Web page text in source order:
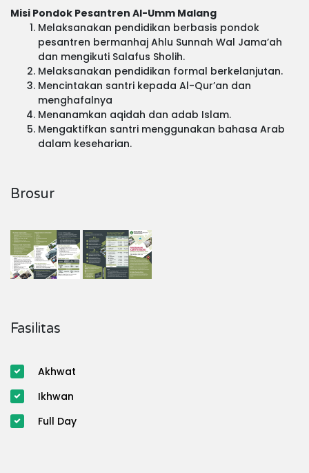
Misi Pondok Pesantren Al-Umm Malang
Melaksanakan pendidikan berbasis pondok
pesantren bermanhaj Ahlu Sunnah Wal Jama’ah
dan mengikuti Salafus Sholih.
Melaksanakan pendidikan formal berkelanjutan.
Mencintakan santri kepada Al-Qur’an dan
menghafalnya
Menanamkan aqidah dan adab Islam.
Mengaktifkan santri menggunakan bahasa Arab
dalam keseharian.
Brosur
Fasilitas
Akhwat
Ikhwan
Full Day